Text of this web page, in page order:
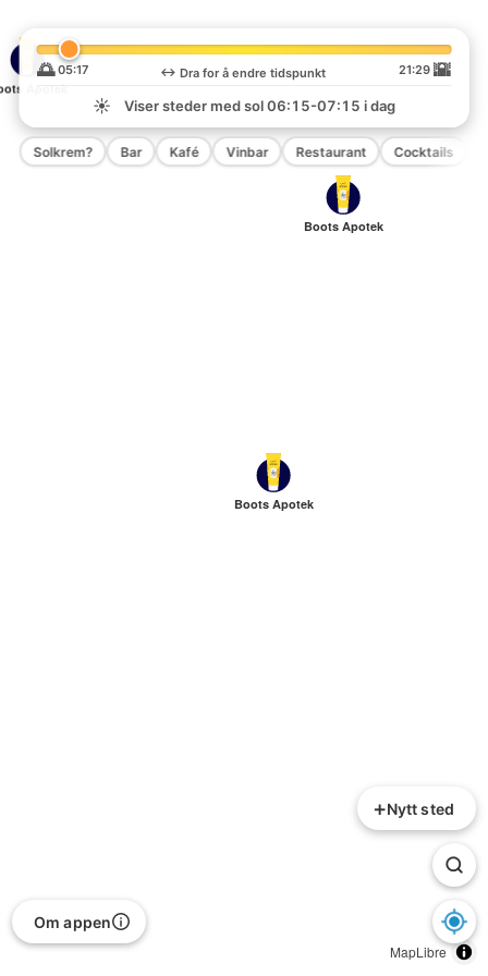
Boots Apotek
Boots Apotek
Apotek
MapLibre
+Nytt sted
🌅 05:17 ↔️ Dra for å endre tidspunkt 21:29 🌇
☀️
Viser steder med sol06:15-07:15 i dag
Solkrem? Bar Kafé Vinbar Restaurant Cocktails
Om appen